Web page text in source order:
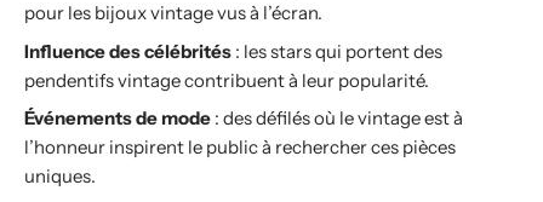
pour les bijoux vintage vus à l’écran.
Influence des célébrités : les stars qui portent des
pendentifs vintage contribuent à leur popularité.
Événements de mode : des défilés où le vintage est à
l’honneur inspirent le public à rechercher ces pièces
uniques.